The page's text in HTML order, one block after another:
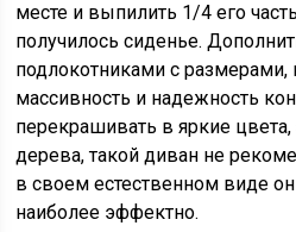
месте и выпилить 1/4 его
получилось сиденье.
подлокотниками с размерами,
массивность и надежность
перекрашивать в яркие
дерева, такой диван не
в своем естественном виде
наиболее эффектно.